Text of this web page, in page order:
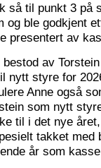
så til punkt 3 på
og ble godkjent
presentert av
bestod av
nytt styre for
Anne også
som nytt
til i det nye
takket med
år som